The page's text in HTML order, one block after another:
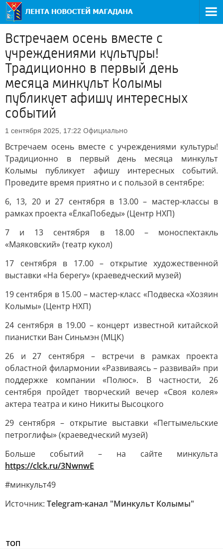
Встречаем осень вместе с
учреждениями культуры!
Традиционно в первый день
месяца минкульт Колымы
публикует афишу интересных
событий
1 сентября 2025, 17:22 Официально
Встречаем осень вместе с учреждениями культуры!
Традиционно в первый день месяца минкульт
Колымы публикует афишу интересных событий.
Проведите время приятно и с пользой в сентябре:
6, 13, 20 и 27 сентября в 13.00 – мастер-классы в
рамках проекта «ЁлкаПобеды» (Центр НХП)
7 и 13 сентября в 18.00 – моноспектакль
«Маяковский» (театр кукол)
17 сентября в 17.00 – открытие художественной
выставки «На берегу» (краеведческий музей)
19 сентября в 15.00 – мастер-класс «Подвеска «Хозяин
Колымы» (Центр НХП)
24 сентября в 19.00 – концерт известной китайской
пианистки Ван Синьмэн (МЦК)
26 и 27 сентября – встречи в рамках проекта
областной филармонии «Развиваясь – развивай» при
поддержке компании «Полюс». В частности, 26
сентября пройдет творческий вечер «Своя колея»
актера театра и кино Никиты Высоцкого
29 сентября – открытие выставки «Пегтымельские
петроглифы» (краеведческий музей)
Больше событий – на сайте минкульта
https://clck.ru/3NwnwE
#минкульт49
Источник: Telegram-канал "Минкульт Колымы"
ТОП